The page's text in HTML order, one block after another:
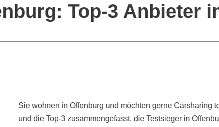
Top-3 Anbieter
Sie wohnen in Offenburg und möchten gerne Carsharing
und die Top-3 zusammengefasst. die Testsieger in